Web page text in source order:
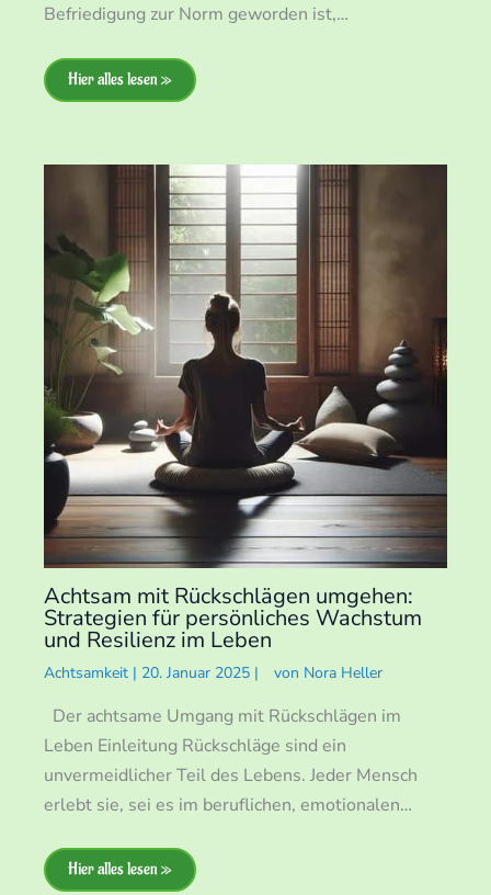
Befriedigung zur Norm geworden ist,…
Hier alles lesen »
Achtsam mit Rückschlägen umgehen:
Strategien für persönliches Wachstum
und Resilienz im Leben
Achtsamkeit | 20. Januar 2025 | von Nora Heller
Der achtsame Umgang mit Rückschlägen im
Leben Einleitung Rückschläge sind ein
unvermeidlicher Teil des Lebens. Jeder Mensch
erlebt sie, sei es im beruflichen, emotionalen…
Hier alles lesen »